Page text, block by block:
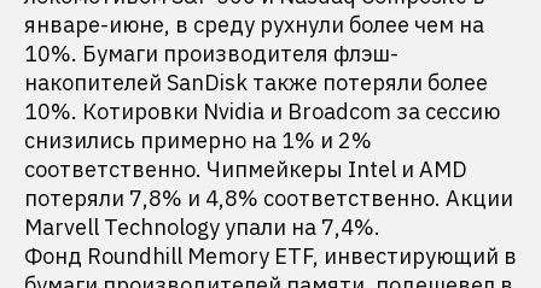
январе-июне, в среду рухнули более чем на
10%. Бумаги производителя флэш-
накопителей SanDisk также потеряли более
10%. Котировки Nvidia и Broadcom за сессию
снизились примерно на 1% и 2%
соответственно. Чипмейкеры Intel и AMD
потеряли 7,8% и 4,8% соответственно. Акции
Marvell Technology упали на 7,4%.
Фонд Roundhill Memory ETF, инвестирующий в